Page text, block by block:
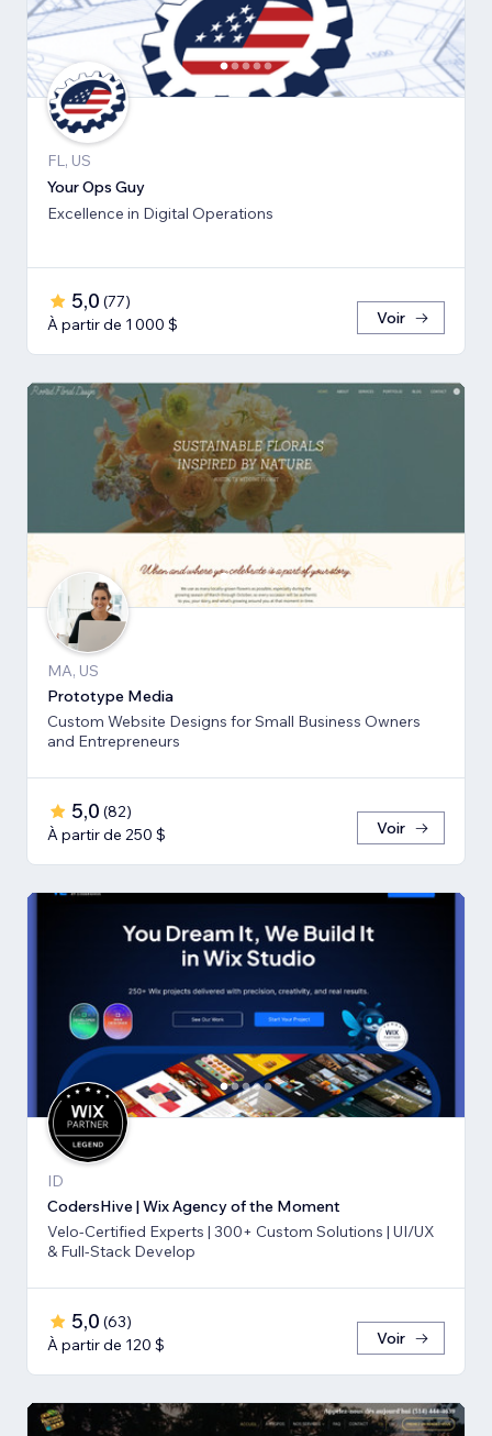
FL, US
Your Ops Guy
Excellence in Digital Operations
5,0 (77)
À partir de 1 000 $
Voir
MA, US
Prototype Media
Custom Website Designs for Small Business Owners
and Entrepreneurs
5,0 (82)
À partir de 250 $
Voir
ID
CodersHive | Wix Agency of the Moment
Velo-Certified Experts | 300+ Custom Solutions | UI/UX
& Full-Stack Develop
5,0 (63)
À partir de 120 $
Voir